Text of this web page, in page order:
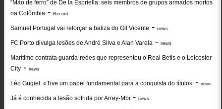
“Mão de ferro” de De la Espriella: seis membros de grupos armados mortos
na Colômbia - Record
Samuel Portugal vai reforçar a baliza do Gil Vicente - news
FC Porto divulga lesões de André Silva e Alan Varela - news
Marítimo contrata guarda-redes que representou o Real Betis e o Leicester
City - news
Léo Gugiel: «Tive um papel fundamental para a conquista do título» - news
Já é conhecida a lesão sofrida por Arrey-Mbi - news